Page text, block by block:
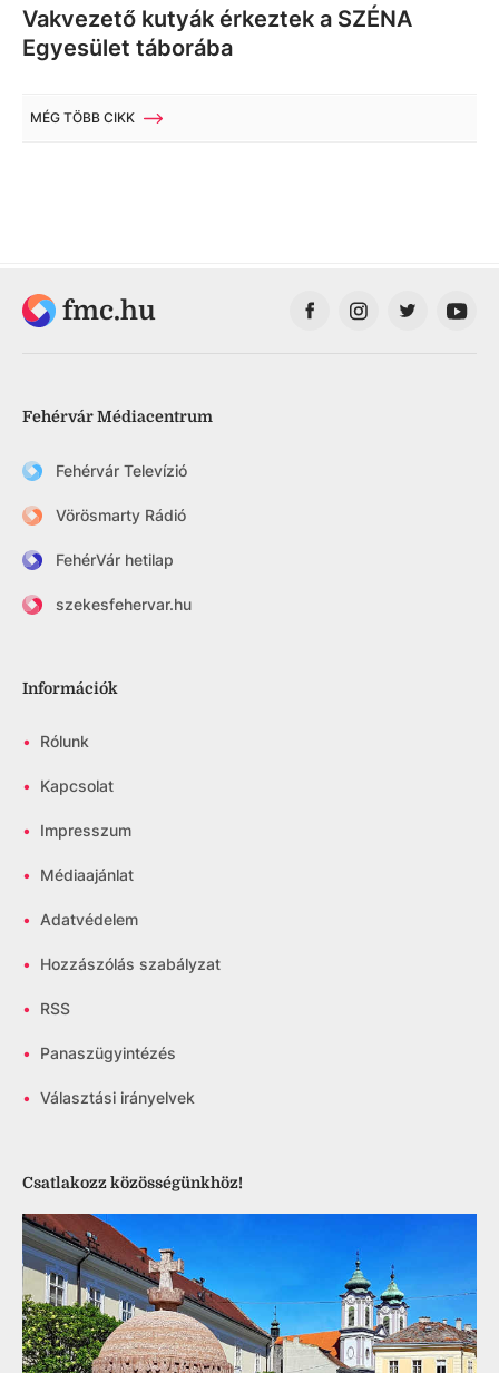
Vakvezető kutyák érkeztek a SZÉNA
Egyesület táborába
MÉG TÖBB CIKK
fmc.hu
Fehérvár Médiacentrum
Fehérvár Televízió
Vörösmarty Rádió
FehérVár hetilap
szekesfehervar.hu
Információk
• Rólunk
• Kapcsolat
• Impresszum
• Médiaajánlat
• Adatvédelem
• Hozzászólás szabályzat
• RSS
• Panaszügyintézés
• Választási irányelvek
Csatlakozz közösségünkhöz!